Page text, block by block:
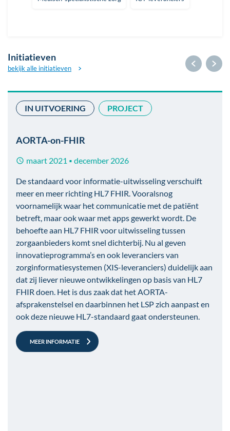
Initiatieven
bekijk alle initiatieven
IN UITVOERING PROJECT
AORTA-on-FHIR
maart 2021 ■ december 2026
De standaard voor informatie-uitwisseling verschuift
meer en meer richting HL7 FHIR. Vooralsnog
voornamelijk waar het communicatie met de patiënt
betreft, maar ook waar met apps gewerkt wordt. De
behoefte aan HL7 FHIR voor uitwisseling tussen
zorgaanbieders komt snel dichterbij. Nu al geven
innovatieprogramma’s en ook leveranciers van
zorginformatiesystemen (XIS-leveranciers) duidelijk aan
dat zij liever nieuwe ontwikkelingen op basis van HL7
FHIR doen. Het is dus zaak dat het AORTA-
afsprakenstelsel en daarbinnen het LSP zich aanpast en
ook deze nieuwe HL7-standaard gaat ondersteunen.
MEER INFORMATIE